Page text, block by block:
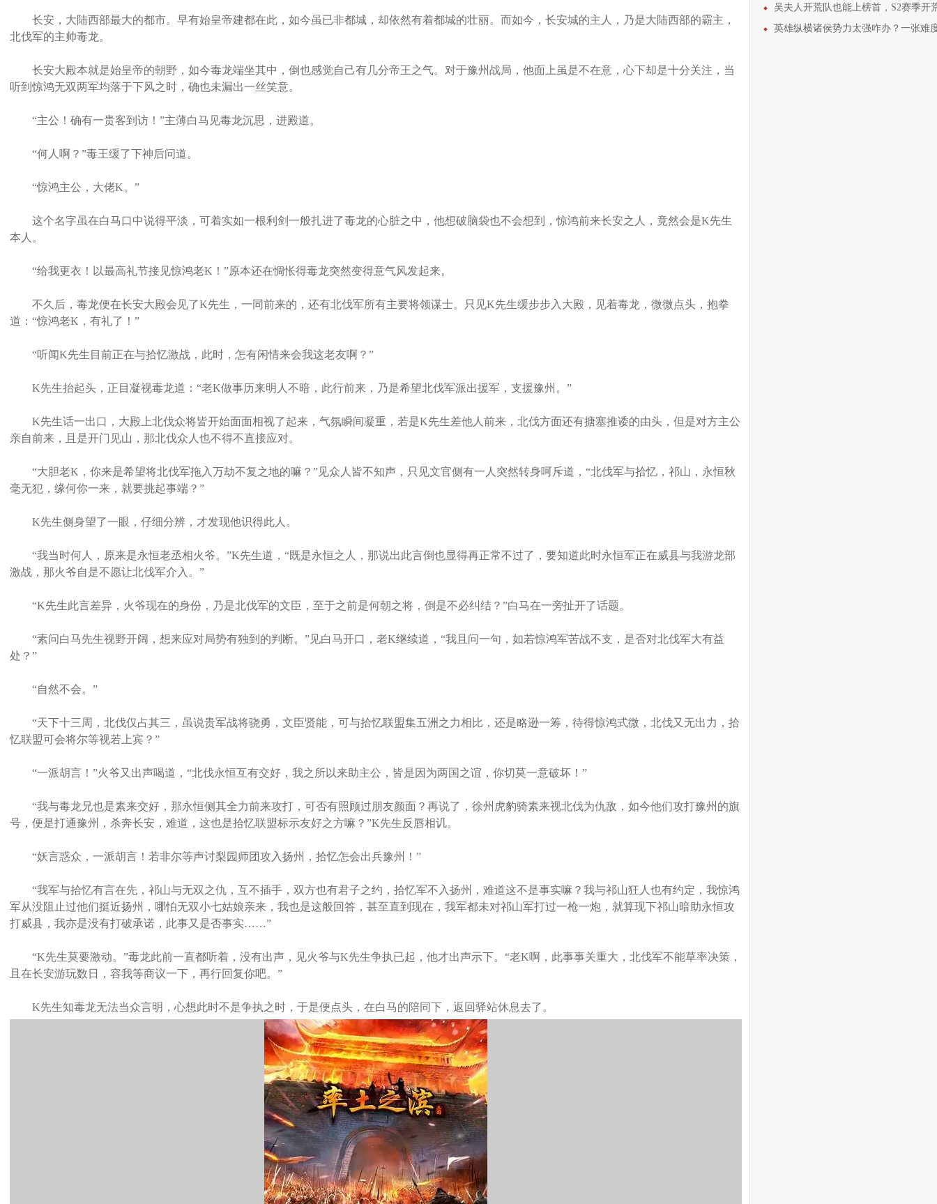
长安，大陆西部最大的都市。早有始皇帝建都在此，如今虽已非都城，却依然有着都城的壮丽。而如今，长安城的主人，乃是大陆西部的霸主，
北伐军的主帅毒龙。
长安大殿本就是始皇帝的朝野，如今毒龙端坐其中，倒也感觉自己有几分帝王之气。对于豫州战局，他面上虽是不在意，心下却是十分关注，当
听到惊鸿无双两军均落于下风之时，确也未漏出一丝笑意。
“主公！确有一贵客到访！”主薄白马见毒龙沉思，进殿道。
“何人啊？”毒王缓了下神后问道。
“惊鸿主公，大佬K。”
这个名字虽在白马口中说得平淡，可着实如一根利剑一般扎进了毒龙的心脏之中，他想破脑袋也不会想到，惊鸿前来长安之人，竟然会是K先生
本人。
“给我更衣！以最高礼节接见惊鸿老K！”原本还在惆怅得毒龙突然变得意气风发起来。
不久后，毒龙便在长安大殿会见了K先生，一同前来的，还有北伐军所有主要将领谋士。只见K先生缓步步入大殿，见着毒龙，微微点头，抱拳
道：“惊鸿老K，有礼了！”
“听闻K先生目前正在与拾忆激战，此时，怎有闲情来会我这老友啊？”
K先生抬起头，正目凝视毒龙道：“老K做事历来明人不暗，此行前来，乃是希望北伐军派出援军，支援豫州。”
K先生话一出口，大殿上北伐众将皆开始面面相视了起来，气氛瞬间凝重，若是K先生差他人前来，北伐方面还有搪塞推诿的由头，但是对方主公
亲自前来，且是开门见山，那北伐众人也不得不直接应对。
“大胆老K，你来是希望将北伐军拖入万劫不复之地的嘛？”见众人皆不知声，只见文官侧有一人突然转身呵斥道，“北伐军与拾忆，祁山，永恒秋
毫无犯，缘何你一来，就要挑起事端？”
K先生侧身望了一眼，仔细分辨，才发现他识得此人。
“我当时何人，原来是永恒老丞相火爷。”K先生道，“既是永恒之人，那说出此言倒也显得再正常不过了，要知道此时永恒军正在威县与我游龙部
激战，那火爷自是不愿让北伐军介入。”
“K先生此言差异，火爷现在的身份，乃是北伐军的文臣，至于之前是何朝之将，倒是不必纠结？”白马在一旁扯开了话题。
“素问白马先生视野开阔，想来应对局势有独到的判断。”见白马开口，老K继续道，“我且问一句，如若惊鸿军苦战不支，是否对北伐军大有益
处？”
“自然不会。”
“天下十三周，北伐仅占其三，虽说贵军战将骁勇，文臣贤能，可与拾忆联盟集五洲之力相比，还是略逊一筹，待得惊鸿式微，北伐又无出力，拾
忆联盟可会将尔等视若上宾？”
“一派胡言！”火爷又出声喝道，“北伐永恒互有交好，我之所以来助主公，皆是因为两国之谊，你切莫一意破坏！”
“我与毒龙兄也是素来交好，那永恒侧其全力前来攻打，可否有照顾过朋友颜面？再说了，徐州虎豹骑素来视北伐为仇敌，如今他们攻打豫州的旗
号，便是打通豫州，杀奔长安，难道，这也是拾忆联盟标示友好之方嘛？”K先生反唇相讥。
“妖言惑众，一派胡言！若非尔等声讨梨园师团攻入扬州，拾忆怎会出兵豫州！”
“我军与拾忆有言在先，祁山与无双之仇，互不插手，双方也有君子之约，拾忆军不入扬州，难道这不是事实嘛？我与祁山狂人也有约定，我惊鸿
军从没阻止过他们挺近扬州，哪怕无双小七姑娘亲来，我也是这般回答，甚至直到现在，我军都未对祁山军打过一枪一炮，就算现下祁山暗助永恒攻
打威县，我亦是没有打破承诺，此事又是否事实……”
“K先生莫要激动。”毒龙此前一直都听着，没有出声，见火爷与K先生争执已起，他才出声示下。“老K啊，此事事关重大，北伐军不能草率决策，
且在长安游玩数日，容我等商议一下，再行回复你吧。”
K先生知毒龙无法当众言明，心想此时不是争执之时，于是便点头，在白马的陪同下，返回驿站休息去了。
吴夫人开荒队也能上榜首，S2赛季开荒细节全
英雄纵横诸侯势力太强咋办？一张难度表解决所